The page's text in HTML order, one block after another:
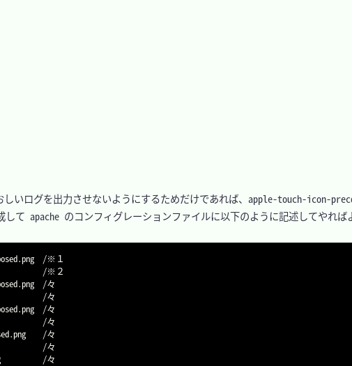
いログを出力させないようにするためだけであれば、apple-touch-icon-
apache のコンフィグレーションファイルに以下のように記述してやれば
/※１
/※２
/々
/々
/々
/々
/々
/々
/々